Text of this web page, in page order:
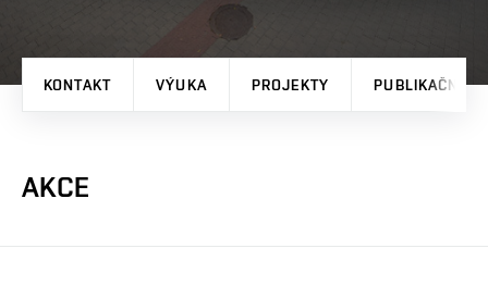
KONTAKT VÝUKA PROJEKTY PUBLIKAČNÍ
AKCE